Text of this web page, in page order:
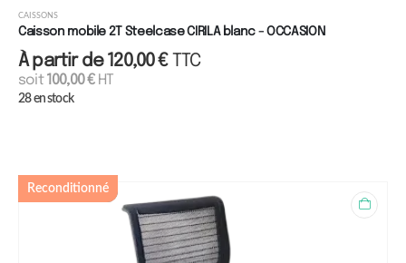
CAISSONS
Caisson mobile 2T Steelcase CIRILA blanc - OCCASION
À partir de120,00€ TTC
soit100,00€HT
28 en stock
Reconditionné